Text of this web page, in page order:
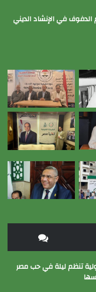
في الإنشاد الديني
تنظم ليلة في حب مصر